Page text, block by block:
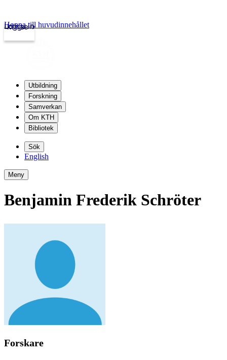
kth.se
Logga in
Hoppa till huvudinnehållet
Utbildning
Forskning
Samverkan
Om KTH
Bibliotek
Sök
English
Meny
Benjamin Frederik Schröter
Forskare